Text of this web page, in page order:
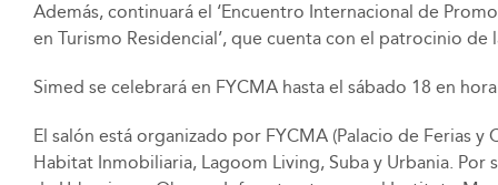
Además, continuará el ‘Encuentro Internacional de
en Turismo Residencial’, que cuenta con el patrocinio
Simed se celebrará en FYCMA hasta el sábado 18 en
El salón está organizado por FYCMA (Palacio de Ferias
Habitat Inmobiliaria, Lagoom Living, Suba y Urbania.